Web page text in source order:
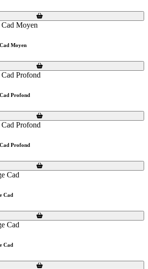
Moyen
Profond
Profond
Cad
Cad